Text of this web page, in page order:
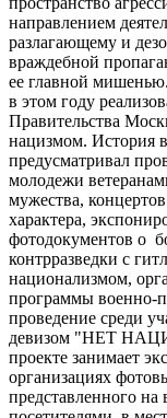
направлением
разлагающему и
враждебной
ее главной
в этом году
Правительства
нацизмом. История
предусматривал
молодежи
мужества,
характера,
фотодокументов о
контрразведки с
национализмом,
программы военно-
проведение среди
девизом "НЕТ
проекте занимает
организациях
представленного